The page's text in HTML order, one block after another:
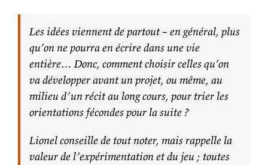
Les idées viennent de partout – en général, plus
qu’on ne pourra en écrire dans une vie
entière… Donc, comment choisir celles qu’on
va développer avant un projet, ou même, au
milieu d’un récit au long cours, pour trier les
orientations fécondes pour la suite ?
Lionel conseille de tout noter, mais rappelle la
valeur de l’expérimentation et du jeu ; toutes